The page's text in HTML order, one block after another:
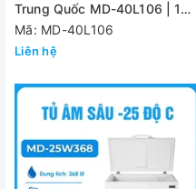
Trung Quốc MD-40L106 | 106
Lít
Mã: MD-40L106
Liên hệ